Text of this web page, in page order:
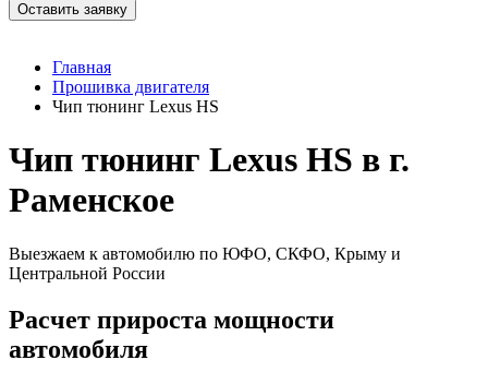
Оставить заявку
Главная
Прошивка двигателя
Чип тюнинг Lexus HS
Чип тюнинг Lexus HS в г.
Раменское
Выезжаем к автомобилю по ЮФО, СКФО, Крыму и
Центральной России
Расчет прироста мощности
автомобиля